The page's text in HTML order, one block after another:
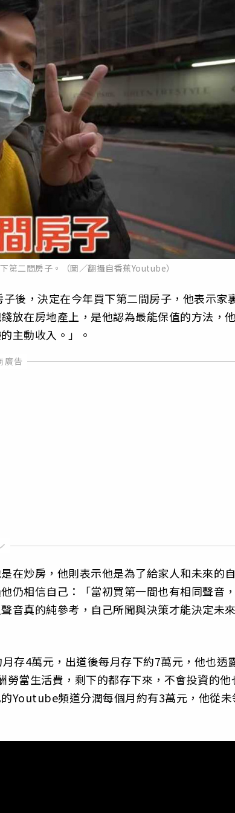
第二間房子。（圖／翻攝自香蕉Youtube）
後，決定在今年買下第二間房子，他表示家
放在房地產上，是他認為最能保值的方法，
主動收入。」。
在炒房，他則表示他是為了給家人和未來的
仍相信自己：「當初買第一間也有相同聲音
音真的純參考，自己所聞與決策才能決定未
存4萬元，出道後每月存下約7萬元，他也透
當生活費，剩下的都存下來，不會投資的他
Youtube頻道分潤每個月約有3萬元，他從未